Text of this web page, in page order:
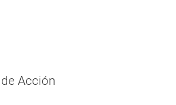
Acción